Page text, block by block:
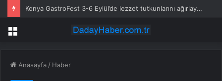
Konya GastroFest 3-6 Eylül’de lezzet tutkunlarını ağırlayacak
Menü
Anasayfa / Haber